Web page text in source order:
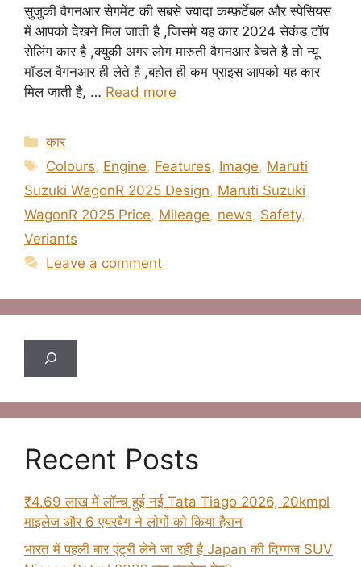
सुजुकी वैगनआर सेगमेंट की सबसे ज्यादा कम्फ़र्टेबल और स्पेसियस
में आपको देखने मिल जाती है ,जिसमे यह कार 2024 सेकंड टॉप
सेलिंग कार है ,क्युकी अगर लोग मारुती वैगनआर बेचते है तो न्यू
मॉडल वैगनआर ही लेते है ,बहोत ही कम प्राइस आपको यह कार
मिल जाती है, … Read more
Categories
कार
Tags
Colours, Engine, Features, Image, Maruti
Suzuki WagonR 2025 Design, Maruti Suzuki
WagonR 2025 Price, Mileage, news, Safety,
Veriants
Leave a comment
Search
Recent Posts
₹4.69 लाख में लॉन्च हुई नई Tata Tiago 2026, 20kmpl
माइलेज और 6 एयरबैग ने लोगों को किया हैरान
भारत में पहली बार एंट्री लेने जा रही है Japan की दिग्गज SUV